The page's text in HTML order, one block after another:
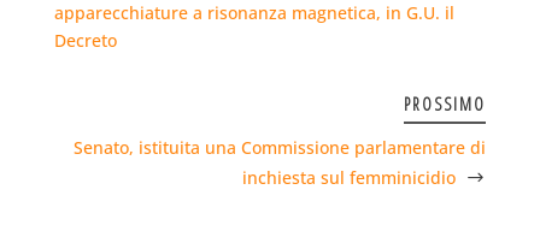
apparecchiature a risonanza magnetica, in G.U. il
Decreto
PROSSIMO
Senato, istituita una Commissione parlamentare di
inchiesta sul femminicidio